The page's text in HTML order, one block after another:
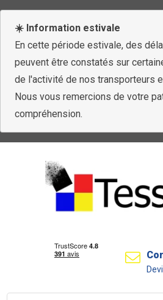
☀️ Information estivale
En cette période estivale, des
peuvent être constatés sur
de l'activité de nos transporteurs
Nous vous remercions de votre
compréhension.